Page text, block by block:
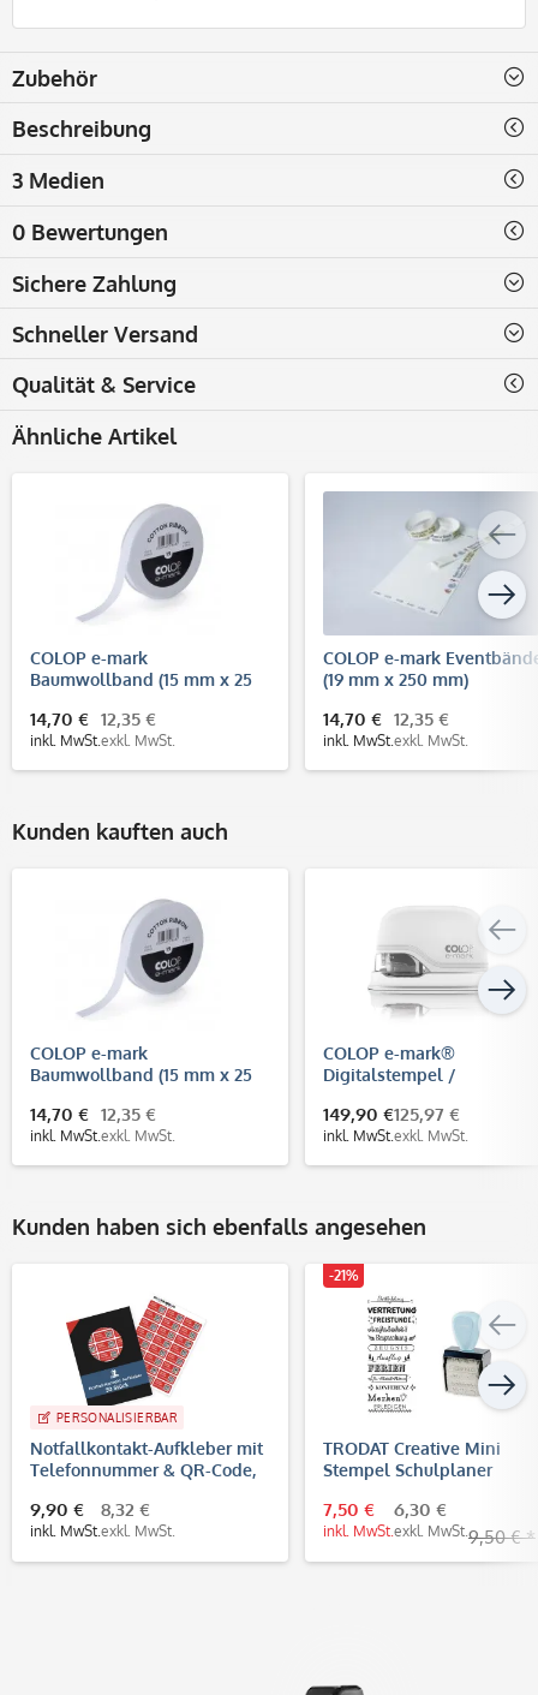
Zubehör
Beschreibung
3 Medien
0 Bewertungen
Sichere Zahlung
Schneller Versand
Qualität & Service
Ähnliche Artikel
COLOP e-mark
Baumwollband (15 mm x 25
14,70 €
inkl. MwSt.
12,35 €
exkl. MwSt.
COLOP e-mark
(19 mm x 250 mm)
14,70 €
inkl. MwSt.
12,35 €
exkl. MwSt.
Kunden kauften auch
COLOP e-mark
Baumwollband (15 mm x 25
14,70 €
inkl. MwSt.
12,35 €
exkl. MwSt.
COLOP e-mark®
Digitalstempel /
mit mehrfarbigem
149,90 €
inkl. MwSt.
125,97 €
exkl. MwSt.
Kunden haben sich ebenfalls angesehen
PERSONALISIERBAR
Notfallkontakt-Aufkleber mit
Telefonnummer & QR-Code,
9,90 €
inkl. MwSt.
8,32 €
exkl. MwSt.
-21%
TRODAT Creative Mini
Stempel Schulplaner
7,50 €
inkl. MwSt.
6,30 €
exkl. MwSt. 9,50 € *